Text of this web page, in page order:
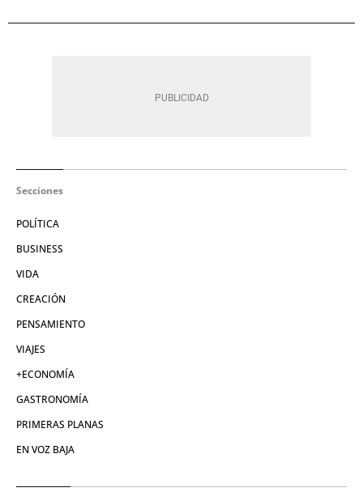
Secciones
POLÍTICA
BUSINESS
VIDA
CREACIÓN
PENSAMIENTO
VIAJES
+ECONOMÍA
GASTRONOMÍA
PRIMERAS PLANAS
EN VOZ BAJA